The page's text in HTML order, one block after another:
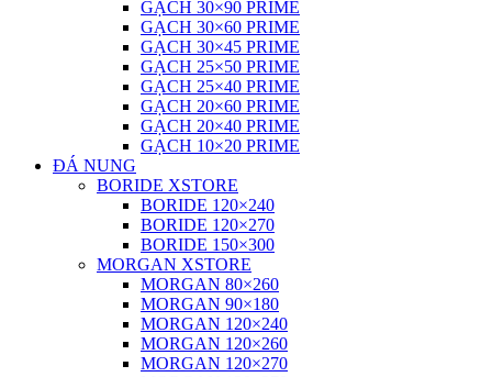
GẠCH 30×90 PRIME
GẠCH 30×60 PRIME
GẠCH 30×45 PRIME
GẠCH 25×50 PRIME
GẠCH 25×40 PRIME
GẠCH 20×60 PRIME
GẠCH 20×40 PRIME
GẠCH 10×20 PRIME
ĐÁ NUNG
BORIDE XSTORE
BORIDE 120×240
BORIDE 120×270
BORIDE 150×300
MORGAN XSTORE
MORGAN 80×260
MORGAN 90×180
MORGAN 120×240
MORGAN 120×260
MORGAN 120×270